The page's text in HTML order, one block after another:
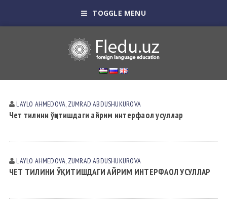
TOGGLE MENU
LAYLO АHMEDOVА, ZUMRAD АBDUSHUKUROVА
Чет тилини ўқитишдаги айрим интерфаол усуллар
LAYLO АHMEDOVА, ZUMRAD АBDUSHUKUROVА
ЧЕТ ТИЛИНИ ЎҚИТИШДАГИ АЙРИМ ИНТЕРФАОЛ УСУЛЛАР